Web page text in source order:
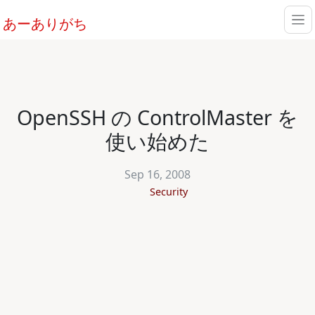
あーありがち
OpenSSH の ControlMaster を
使い始めた
Sep 16, 2008
Security